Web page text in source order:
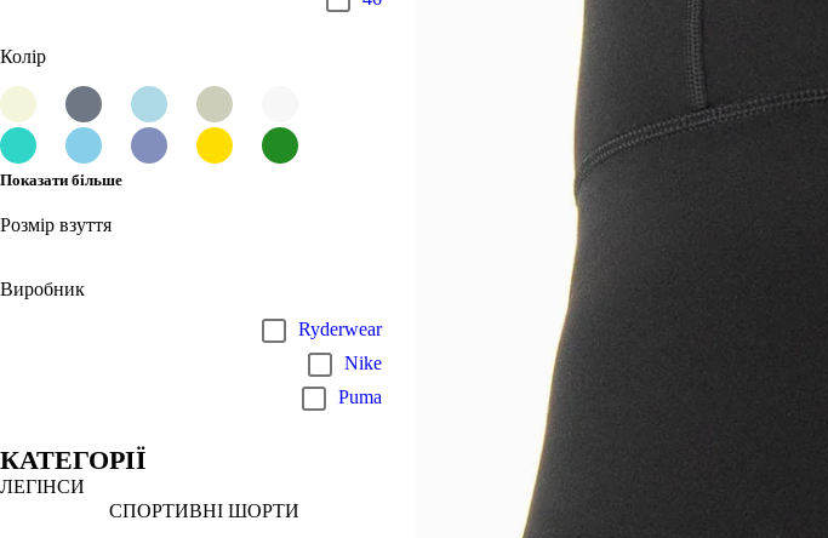
Колір
Показати більше
Розмір взуття
Виробник
Ryderwear
Nike
Puma
КАТЕГОРІЇ
ЛЕГІНСИ
СПОРТИВНІ ШОРТИ